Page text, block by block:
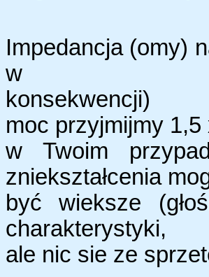
Impedancja (omy)
w
konsekwencji)
moc przyjmijmy
w Twoim
zniekształcenia
być wieksze
charakterystyki,
ale nic sie ze